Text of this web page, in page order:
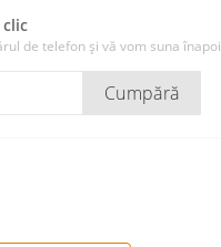
de telefon și vă vom suna înapoi
Cumpără